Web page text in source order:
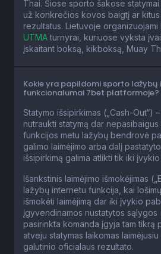
Thai. Šiose sporto šakose
už konkrečios kovos baigtį ar
rezultatus. Lietuvoje
UTMAturnyrai, kuriuose vyksta
įskaitant boksą, kikboksą, Muay
Kokie yra papildomi sporto lažybų
funkcionalumai 7bet platformoje?
Statymo išsipirkimas („Cash-Out“)
nutraukti statymą dar nepasibaigus
funkcijos metu lažybų bendrovė
galimo laimėjimo arba dalį
išsipirkimą galima atlikti tik iki
Išankstinis laimėjimo išmokėjimas
lažybų internetu funkcija, kai
išmokėti laimėjimą dar iki įvykio
įgyvendinamos nustatytos sąlygos
pasirinkta komanda įgyja tam tikrą
atveju statymas laikomas
galutinio oficialaus rezultato.